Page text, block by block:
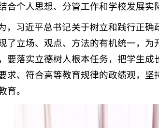
合个人思想、分管工作和学校发展实
，习近平总书记关于树立和践行正
了立场、观点、方法的有机统一，
要落实立德树人根本任务，把学生
求、符合高等教育规律的政绩观，
育。